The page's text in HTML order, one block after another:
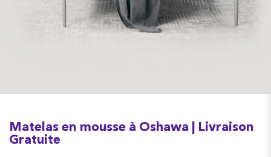
Matelas en mousse à Oshawa | Livraison
Gratuite